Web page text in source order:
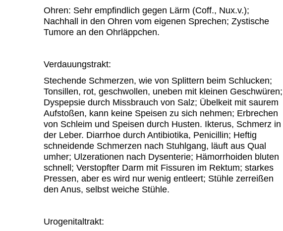
Ohren: Sehr empfindlich gegen Lärm (Coff., Nux.v.);
Nachhall in den Ohren vom eigenen Sprechen; Zystische
Tumore an den Ohrläppchen.
Verdauungstrakt:
Stechende Schmerzen, wie von Splittern beim Schlucken;
Tonsillen, rot, geschwollen, uneben mit kleinen Geschwüren;
Dyspepsie durch Missbrauch von Salz; Übelkeit mit saurem
Aufstoßen, kann keine Speisen zu sich nehmen; Erbrechen
von Schleim und Speisen durch Husten. Ikterus, Schmerz in
der Leber. Diarrhoe durch Antibiotika, Penicillin; Heftig
schneidende Schmerzen nach Stuhlgang, läuft aus Qual
umher; Ulzerationen nach Dysenterie; Hämorrhoiden bluten
schnell; Verstopfter Darm mit Fissuren im Rektum; starkes
Pressen, aber es wird nur wenig entleert; Stühle zerreißen
den Anus, selbst weiche Stühle.
Urogenitaltrakt: